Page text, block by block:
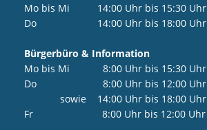
Mo bis Mi 14:00 Uhr bis 15:30 Uhr
Do 14:00 Uhr bis 18:00 Uhr
Bürgerbüro & Information
Mo bis Mi 8:00 Uhr bis 15:30 Uhr
Do 8:00 Uhr bis 12:00 Uhr
sowie 14:00 Uhr bis 18:00 Uhr
Fr 8:00 Uhr bis 12:00 Uhr